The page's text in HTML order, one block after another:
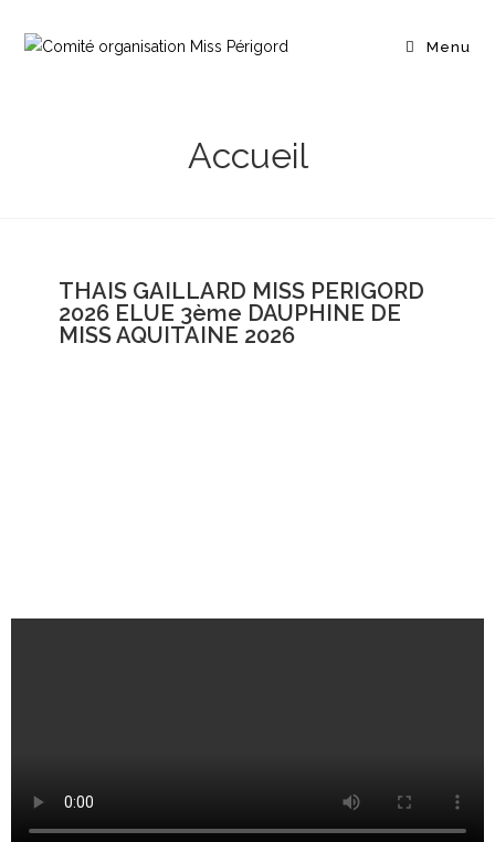
Menu
Accueil
THAIS GAILLARD MISS PERIGORD
2026 ELUE 3ème DAUPHINE DE
MISS AQUITAINE 2026